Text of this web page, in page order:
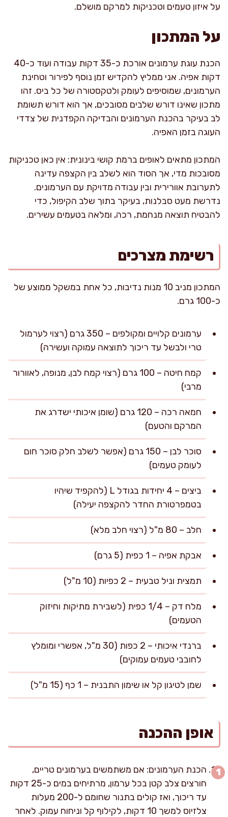
על איזון טעמים וטכניקות למרקם מושלם.
על המתכון
הכנת עוגת ערמונים אורכת כ-35 דקות עבודה ועוד כ-40
דקות אפיה. אני ממליץ להקדיש זמן נוסף לפירור וטחינת
הערמונים, שמוסיפים לעומק ולטקסטורה של כל ביס. זהו
מתכון שאינו דורש שלבים מסובכים, אך הוא דורש תשומת
לב בעיקר בהכנת הערמונים והבדיקה הקפדנית של צדדי
העוגה בזמן האפיה.
המתכון מתאים לאופים ברמת קושי בינונית: אין כאן טכניקות
מסובכות מדי, אך הסוד הוא לשלב בין הקצפה עדינה
לתערובת אוורירית ובין עבודה מדויקת עם הערמונים.
נדרשת מעט סבלנות, בעיקר בתוך שלב הקיפול, כדי
להבטיח תוצאה מנחמת, רכה, ומלאה בטעמים עשירים.
רשימת מצרכים
המתכון מניב 10 מנות נדיבות, כל אחת במשקל ממוצע של
כ-100 גרם.
ערמונים קלויים ומקולפים – 350 גרם (רצוי לערמול
טרי ולבשל עד ריכוך לתוצאה עמוקה ועשירה)
קמח חיטה – 100 גרם (רצוי קמח לבן, מנופה, לאוורור
מרבי)
חמאה רכה – 120 גרם (שומן איכותי ישדרג את
המרקם והטעם)
סוכר לבן – 150 גרם (אפשר לשלב חלק סוכר חום
לעומק טעמים)
ביצים – 4 יחידות בגודל L (להקפיד שיהיו
בטמפרטורת החדר להקצפה יעילה)
חלב – 80 מ"ל (רצוי חלב מלא)
אבקת אפיה – 1 כפית (5 גרם)
תמצית וניל טבעית – 2 כפיות (10 מ"ל)
מלח דק – 1/4 כפית (לשבירת מתיקות וחיזוק
הטעמים)
ברנדי איכותי – 2 כפות (30 מ"ל, אפשרי ומומלץ
לחובבי טעמים עמוקים)
שמן לטיגון קל או שימון התבנית – 1 כף (15 מ"ל)
אופן ההכנה
הכנת הערמונים: אם משתמשים בערמונים טריים,
חורצים צלב קטן בכל ערמון, מרתיחים במים כ-25 דקות
עד ריכוך, ואז קולים בתנור שחומם ל-200 מעלות
צלזיוס למשך 10 דקות, לקילוף קל וניחוח עמוק. לאחר